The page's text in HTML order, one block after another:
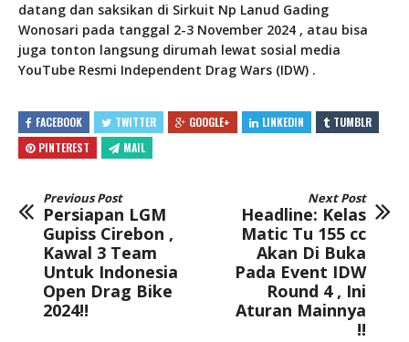
datang dan saksikan di Sirkuit Np Lanud Gading
Wonosari pada tanggal 2-3 November 2024 , atau bisa
juga tonton langsung dirumah lewat sosial media
YouTube Resmi Independent Drag Wars (IDW) .
FACEBOOK TWITTER GOOGLE+ LINKEDIN
TUMBLR
PINTEREST
MAIL
Previous Post
Persiapan LGM
Gupiss Cirebon ,
Kawal 3 Team
Untuk Indonesia
Open Drag Bike
2024!!
Next Post
Headline: Kelas
Matic Tu 155 cc
Akan Di Buka
Pada Event IDW
Round 4 , Ini
Aturan Mainnya
!!